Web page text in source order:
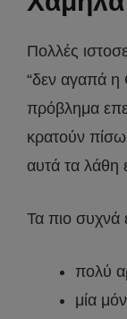
Πολλές
“δεν αγαπά η
πρόβλημα
κρατούν
αυτά τα λάθη
Τα πιο συχνά
πολύ
μία